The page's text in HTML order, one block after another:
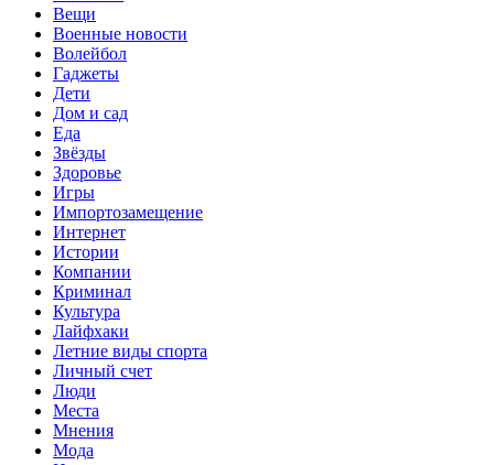
Вещи
Военные новости
Волейбол
Гаджеты
Дети
Дом и сад
Еда
Звёзды
Здоровье
Игры
Импортозамещение
Интернет
Истории
Компании
Криминал
Культура
Лайфхаки
Летние виды спорта
Личный счет
Люди
Места
Мнения
Мода